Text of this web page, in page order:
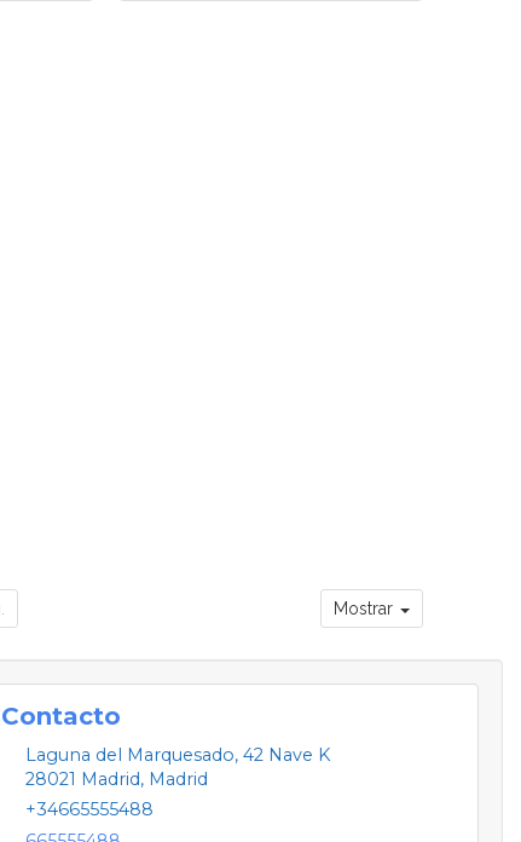
Mostrar
Contacto
Laguna del Marquesado, 42 Nave K
28021 Madrid, Madrid
+34665555488